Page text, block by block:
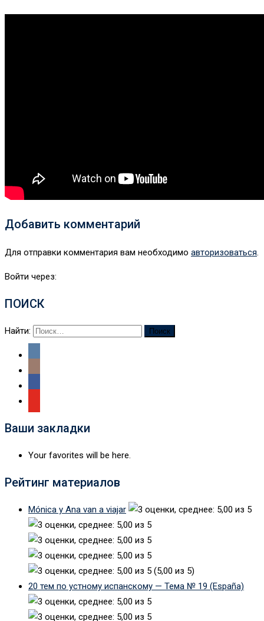
Добавить комментарий
Для отправки комментария вам необходимо авторизоваться
Войти через:
ПОИСК
Найти:
Ваши закладки
Your favorites will be here.
Рейтинг материалов
Mónica y Ana van a viajar
(5,00 из 5)
20 тем по устному испанскому — Тема № 19 (España)